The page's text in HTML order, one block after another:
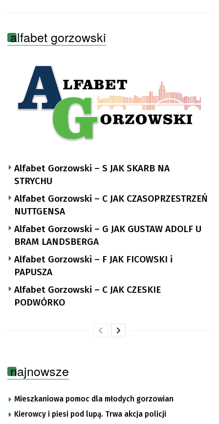
alfabet gorzowski
Alfabet Gorzowski – S JAK SKARB NA
STRYCHU
Alfabet Gorzowski – C JAK CZASOPRZESTRZEŃ
NUTTGENSA
Alfabet Gorzowski – G JAK GUSTAW ADOLF U
BRAM LANDSBERGA
Alfabet Gorzowski – F JAK FICOWSKI i
PAPUSZA
Alfabet Gorzowski – C JAK CZESKIE
PODWÓRKO
najnowsze
Mieszkaniowa pomoc dla młodych gorzowian
Kierowcy i piesi pod lupą. Trwa akcja policji